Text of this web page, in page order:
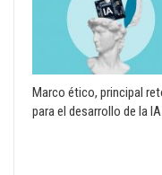
Marco ético, principal
para el desarrollo de la IA